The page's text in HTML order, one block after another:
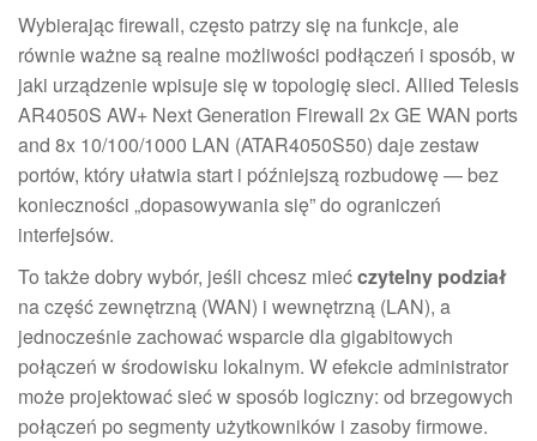
Wybierając firewall, często patrzy się na funkcje, ale
równie ważne są realne możliwości podłączeń i sposób, w
jaki urządzenie wpisuje się w topologię sieci. Allied Telesis
AR4050S AW+ Next Generation Firewall 2x GE WAN ports
and 8x 10/100/1000 LAN (ATAR4050S50) daje zestaw
portów, który ułatwia start i późniejszą rozbudowę — bez
konieczności „dopasowywania się” do ograniczeń
interfejsów.
To także dobry wybór, jeśli chcesz miećczytelny podział
na część zewnętrzną (WAN) i wewnętrzną (LAN), a
jednocześnie zachować wsparcie dla gigabitowych
połączeń w środowisku lokalnym. W efekcie administrator
może projektować sieć w sposób logiczny: od brzegowych
połączeń po segmenty użytkowników i zasoby firmowe.